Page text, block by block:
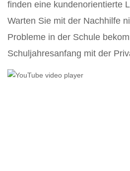
finden eine kundenorientierte
Warten Sie mit der Nachhilfe
Probleme in der Schule
Schuljahresanfang mit der